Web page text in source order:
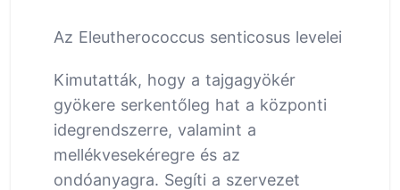
Az Eleutherococcus senticosus levelei
Kimutatták, hogy a tajgagyökér
gyökere serkentőleg hat a központi
idegrendszerre, valamint a
mellékvesekéregre és az
ondóanyagra. Segíti a szervezet